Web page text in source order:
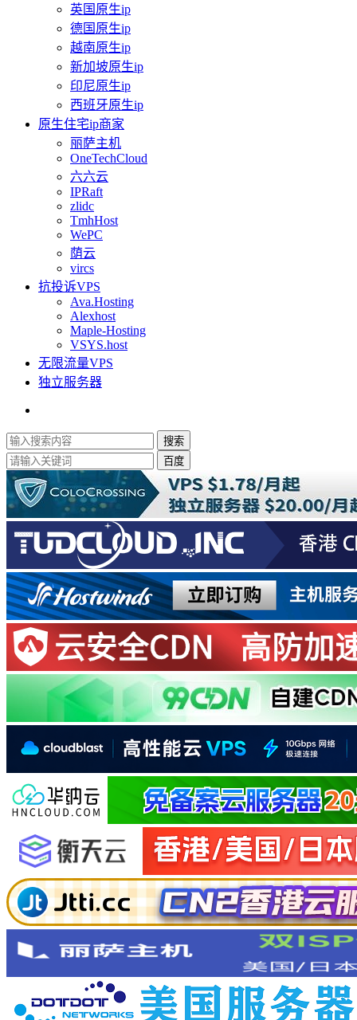
英国原生ip
德国原生ip
越南原生ip
新加坡原生ip
印尼原生ip
西班牙原生ip
原生住宅ip商家
丽萨主机
OneTechCloud
六六云
IPRaft
zlidc
TmhHost
WePC
荫云
vircs
抗投诉VPS
Ava.Hosting
Alexhost
Maple-Hosting
VSYS.host
无限流量VPS
独立服务器